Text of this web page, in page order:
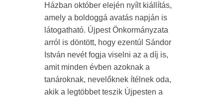
Házban október elején nyílt kiállítás,
amely a boldoggá avatás napján is
látogatható. Újpest Önkormányzata
arról is döntött, hogy ezentúl Sándor
István nevét fogja viselni az a díj is,
amit minden évben azoknak a
tanároknak, nevelőknek ítélnek oda,
akik a legtöbbet teszik Újpesten a